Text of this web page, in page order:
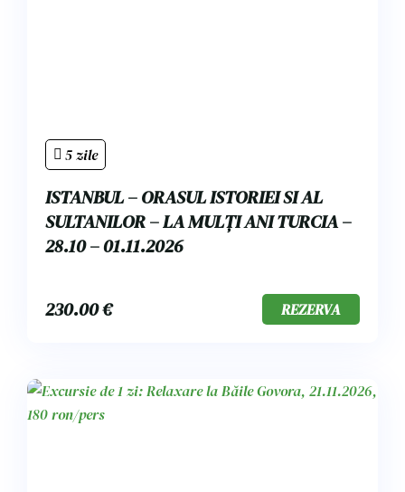
5 zile
ISTANBUL – ORASUL ISTORIEI SI AL
SULTANILOR – LA MULȚI ANI TURCIA –
28.10 – 01.11.2026
230.00€ REZERVA